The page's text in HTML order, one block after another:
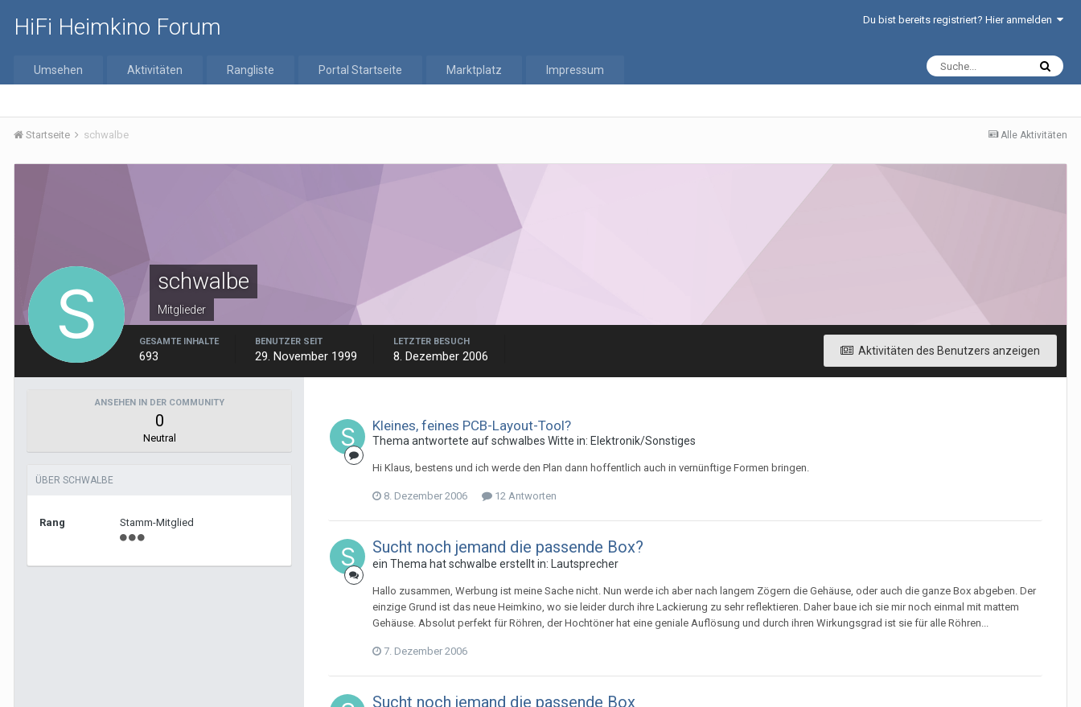
HiFi Heimkino Forum Du bist bereits registriert? Hier anmelden
Umsehen Aktivitäten Rangliste Portal Startseite Marktplatz Impressum
Alle Aktivitäten
Startseite schwalbe
schwalbe
Mitglieder
Aktivitäten des Benutzers anzeigen
GESAMTE INHALTE
693
BENUTZER SEIT
29. November 1999
LETZTER BESUCH
8. Dezember 2006
ANSEHEN IN DER COMMUNITY
0
Neutral
ÜBER SCHWALBE
Rang Stamm-Mitglied
Kleines, feines PCB-Layout-Tool?
Thema antwortete aufschwalbes Witte in: Elektronik/Sonstiges
Hi Klaus, bestens und ich werde den Plan dann hoffentlich auch in vernünftige Formen bringen.
8. Dezember 2006 12 Antworten
Sucht noch jemand die passende Box?
ein Thema hatschwalbe erstellt in: Lautsprecher
Hallo zusammen, Werbung ist meine Sache nicht. Nun werde ich aber nach langem Zögern die Gehäuse, oder auch die ganze Box abgeben. Der
einzige Grund ist das neue Heimkino, wo sie leider durch ihre Lackierung zu sehr reflektieren. Daher baue ich sie mir noch einmal mit mattem
Gehäuse. Absolut perfekt für Röhren, der Hochtöner hat eine geniale Auflösung und durch ihren Wirkungsgrad ist sie für alle Röhren...
7. Dezember 2006
Sucht noch jemand die passende Box